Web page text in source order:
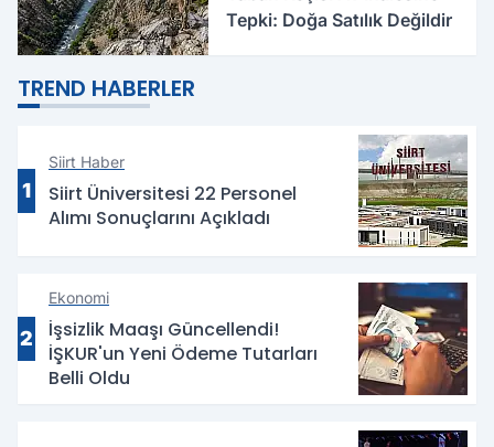
Tepki: Doğa Satılık Değildir
TREND HABERLER
1
Siirt Haber
Siirt Üniversitesi 22 Personel
Alımı Sonuçlarını Açıkladı
2
Ekonomi
İşsizlik Maaşı Güncellendi!
İŞKUR'un Yeni Ödeme Tutarları
Belli Oldu